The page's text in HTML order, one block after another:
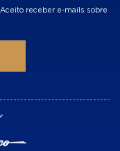
Aceito receber e-mails sobre